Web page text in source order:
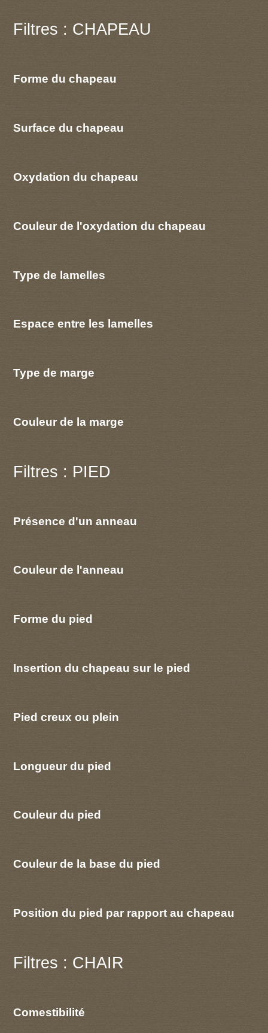
Filtres : CHAPEAU
Forme du chapeau
Surface du chapeau
Oxydation du chapeau
Couleur de l'oxydation du chapeau
Type de lamelles
Espace entre les lamelles
Type de marge
Couleur de la marge
Filtres : PIED
Présence d'un anneau
Couleur de l'anneau
Forme du pied
Insertion du chapeau sur le pied
Pied creux ou plein
Longueur du pied
Couleur du pied
Couleur de la base du pied
Position du pied par rapport au chapeau
Filtres : CHAIR
Comestibilité